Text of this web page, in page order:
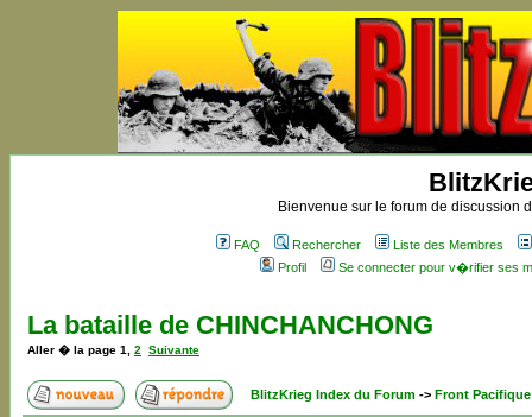
Bienvenue sur le forum de discussion
FAQ Rechercher
Liste des Membres
Profil
Se connecter pour v�rifier ses
La bataille de CHINCHANCHONG
Aller � la page 1 2 Suivante
BlitzKrieg Index du Forum -> Front Pacifique